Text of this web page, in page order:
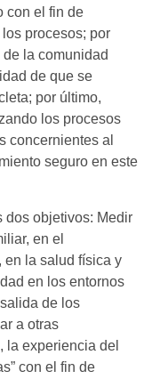
con el fin de
procesos; por
la comunidad
de que se
por último,
los procesos
concernientes al
seguro en este
dos objetivos: Medir
en el
en la salud física y
en los entornos
de los
a otras
la experiencia del
con el fin de